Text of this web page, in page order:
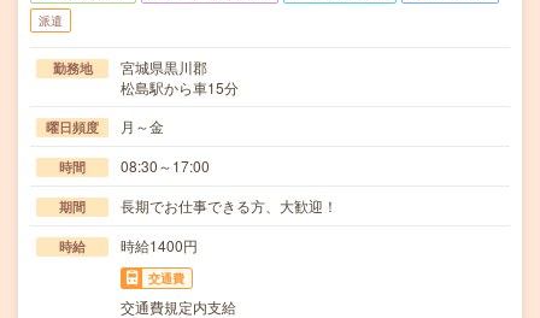
派遣
勤務地
宮城県黒川郡
松島駅から車15分
曜日頻度 月～金
時間 08:30～17:00
期間 長期でお仕事できる方、大歓迎！
時給 時給1400円
交通費
交通費規定内支給